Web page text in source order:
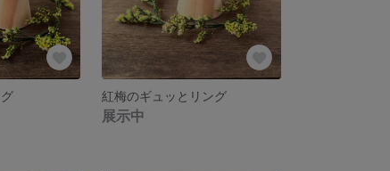
紅梅のギュッとリング
展示中